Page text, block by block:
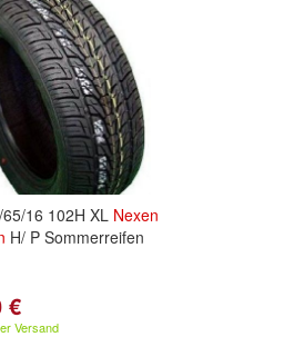
16 102H XL Nexen
H/ P Sommerreifen
€
Versand